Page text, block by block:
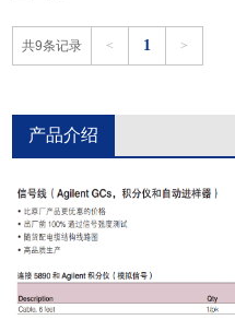
共9条记录 < 1 >
产品介绍